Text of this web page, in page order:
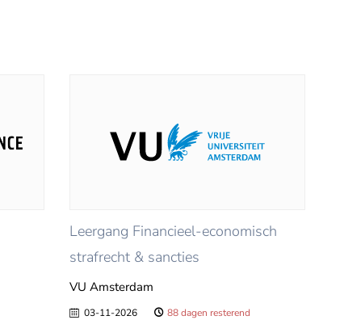
Leergang Financieel-economisch
strafrecht & sancties
VU Amsterdam
03-11-2026 88 dagen resterend